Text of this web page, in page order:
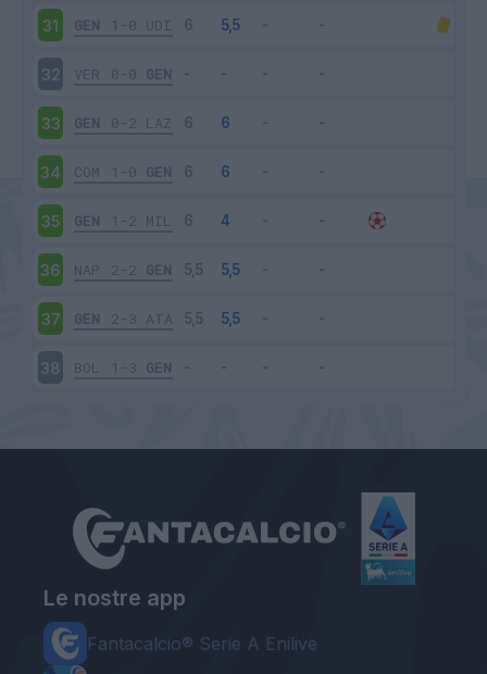
31 GEN 1-0 UDI
32 VER 0-0 GEN
33 GEN 0-2 LAZ
34 COM 1-0 GEN
35 GEN 1-2 MIL
36 NAP 2-2 GEN
37 GEN 2-3 ATA
38 BOL 1-3 GEN
Le nostre app
Fantacalcio® Serie A Enilive